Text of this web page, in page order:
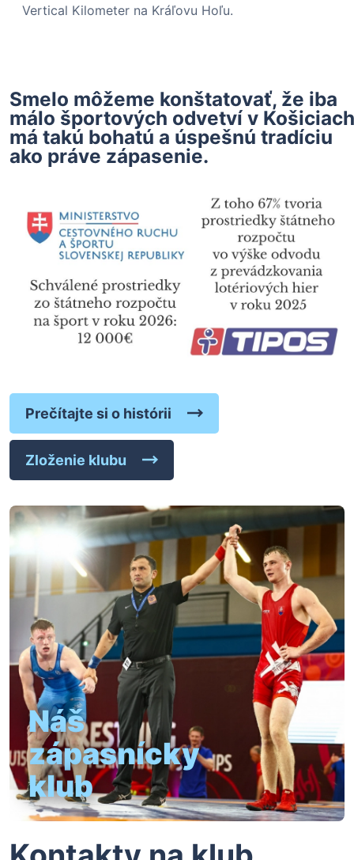
Vertical Kilometer na Kráľovu Hoľu.
Smelo môžeme konštatovať, že iba
málo športových odvetví v Košiciach
má takú bohatú a úspešnú tradíciu
ako práve zápasenie.
Prečítajte si o histórii
Zloženie klubu
Náš
zápasnícky
klub